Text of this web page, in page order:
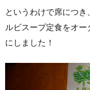
というわけで席につ
ルビスープ定食をオ
にしました！